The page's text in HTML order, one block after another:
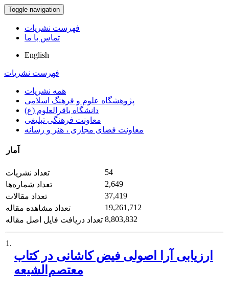
Toggle navigation
فهرست نشریات
تماس با ما
English
فهرست نشریات
همه نشریات
پژوهشگاه علوم و فرهنگ اسلامی
دانشگاه باقرالعلوم (ع)
معاونت فرهنگی تبلیغی
معاونت فضای مجازی ، هنر و رسانه
آمار
تعداد نشریات
54
تعداد شماره‌ها
2,649
تعداد مقالات
37,419
تعداد مشاهده مقاله
19,261,712
تعداد دریافت فایل اصل مقاله 8,803,832
1.
ارزیابی آرا اصولی فیض کاشانی در کتاب
معتصم‌الشیعه